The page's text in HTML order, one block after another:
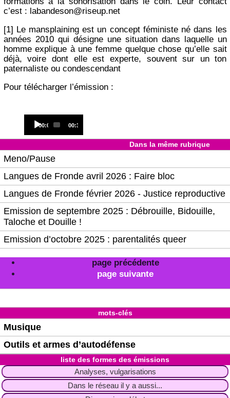
c’est : labandeson@riseup.net
[1] Le mansplaining est un concept féministe né dans les
années 2010 qui désigne une situation dans laquelle un
homme explique à une femme quelque chose qu’elle sait
déjà, voire dont elle est experte, souvent sur un ton
paternaliste ou condescendant
Pour télécharger l’émission :
Player
Current
00:00
Total
00:31
Dans la même rubrique
Meno/Pause
Langues de Fronde avril 2026 : Faire bloc
Langues de Fronde février 2026 - Justice reproductive
Emission de septembre 2025 : Débrouille, Bidouille,
Taloche et Douille !
Emission d’octobre 2025 : parentalités queer
page précédente
page suivante
mots-clés
Musique
Outils et armes d’autodéfense
liste des formes des émissions
Analyses, vulgarisations
Dans le réseau il y a aussi...